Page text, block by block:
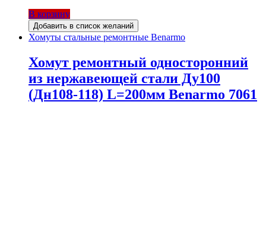
В корзину
Добавить в список желаний
Хомуты стальные ремонтные Benarmo
Хомут ремонтный односторонний
из нержавеющей стали Ду100
(Дн108-118) L=200мм Benarmo 7061